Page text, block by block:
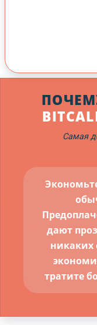
Самая
дают
тратите